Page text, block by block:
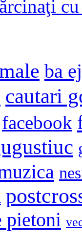
ba
cautari
facebook
pietoni